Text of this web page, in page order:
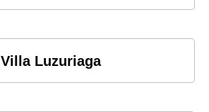
Villa Luzuriaga